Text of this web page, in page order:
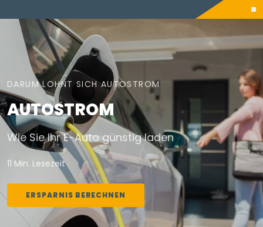
DARUM LOHNT SICH AUTOSTROM
AUTOSTROM
Wie Sie Ihr E-Auto günstig laden
11 Min. Lesezeit
ERSPARNIS BERECHNEN